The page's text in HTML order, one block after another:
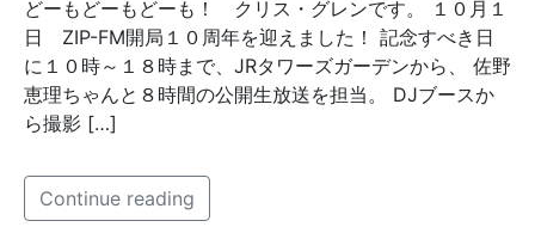
どーもどーもどーも！ クリス・グレンです。 １０月１
日 ZIP-FM開局１０周年を迎えました！ 記念すべき日
に１０時～１８時まで、JRタワーズガーデンから、 佐野
恵理ちゃんと８時間の公開生放送を担当。 DJブースか
ら撮影 […]
Continue reading